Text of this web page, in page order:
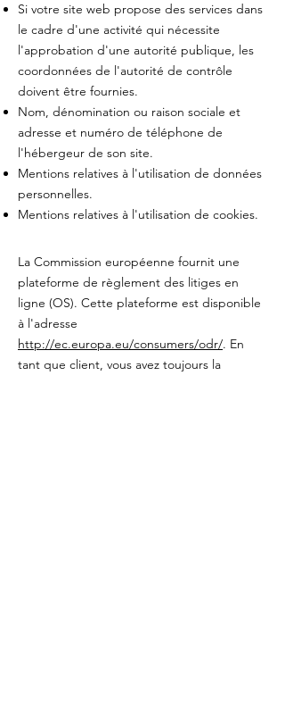
Si votre site web propose des services dans
le cadre d'une activité qui nécessite
l'approbation d'une autorité publique, les
coordonnées de l'autorité de contrôle
doivent être fournies. ​​​
Nom, dénomination ou raison sociale et
adresse et numéro de téléphone de
l'hébergeur de son site.
Mentions relatives à l'utilisation de données
personnelles.
Mentions relatives à l'utilisation de cookies.
La Commission européenne fournit une
plateforme de règlement des litiges en
ligne (OS). Cette plateforme est disponible
à l'adresse
http://ec.europa.eu/consumers/odr/. En
tant que client, vous avez toujours la